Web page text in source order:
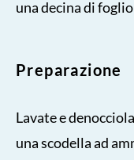
una decina di
Preparazione
Lavate e
una scodella ad